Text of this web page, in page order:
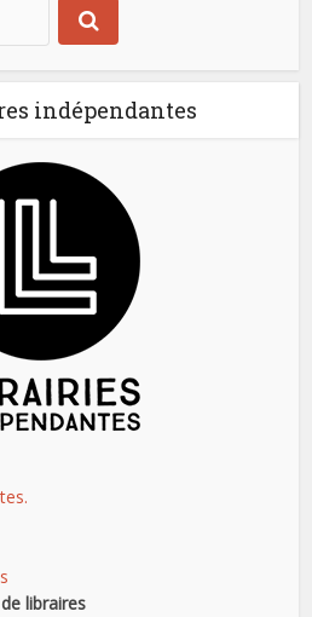
indépendantes
libraires